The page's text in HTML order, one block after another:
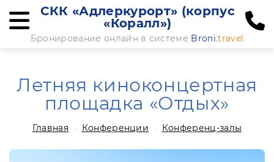
СКК «Адлеркурорт» (корпус
«Коралл»)
Бронирование онлайн в системе Broni.travel
Летняя киноконцертная
площадка «Отдых»
Главная Конференции Конференц-залы